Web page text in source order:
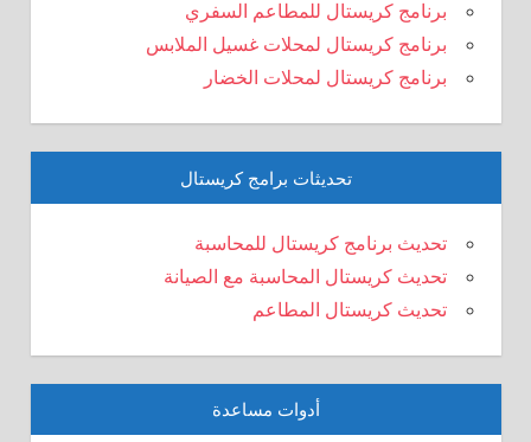
برنامج كريستال للمطاعم السفري
برنامج كريستال لمحلات غسيل الملابس
برنامج كريستال لمحلات الخضار
تحديثات برامج كريستال
تحديث برنامج كريستال للمحاسبة
تحديث كريستال المحاسبة مع الصيانة
تحديث كريستال المطاعم
أدوات مساعدة